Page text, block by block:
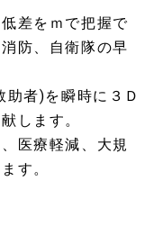
差をｍで把握で
防、自衛隊の早
者)を瞬時に３Ｄ
します。
医療軽減、 大規
す。